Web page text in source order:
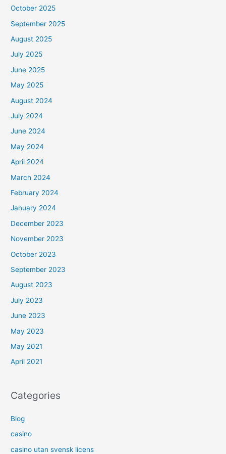
October 2025
September 2025
August 2025
July 2025
June 2025
May 2025
August 2024
July 2024
June 2024
May 2024
April 2024
March 2024
February 2024
January 2024
December 2023
November 2023
October 2023
September 2023
August 2023
July 2023
June 2023
May 2023
May 2021
April 2021
Categories
Blog
casino
casino utan svensk licens